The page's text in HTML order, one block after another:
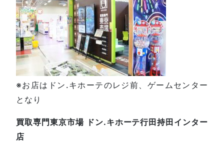
※お店はドン.キホーテのレジ前、ゲームセンター
となり
買取専門東京市場 ドン.キホーテ行田持田インター
店